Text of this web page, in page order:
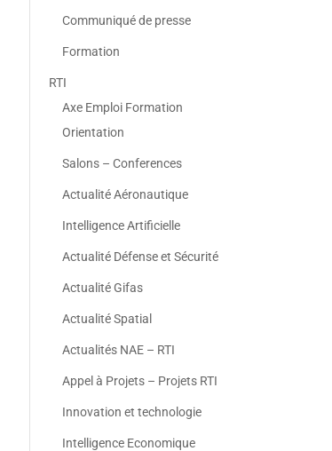
Communiqué de presse
Formation
RTI
Axe Emploi Formation
Orientation
Salons – Conferences
Actualité Aéronautique
Intelligence Artificielle
Actualité Défense et Sécurité
Actualité Gifas
Actualité Spatial
Actualités NAE – RTI
Appel à Projets – Projets RTI
Innovation et technologie
Intelligence Economique